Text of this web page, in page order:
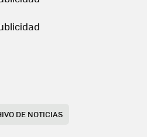
DE NOTICIAS